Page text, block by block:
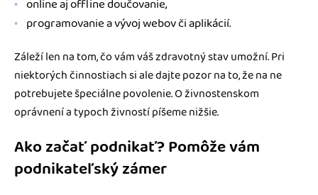
online aj offline doučovanie,
programovanie a vývoj webov či aplikácií.
Záleží len na tom, čo vám váš zdravotný stav umožní. Pri
niektorých činnostiach si ale dajte pozor na to, že na ne
potrebujete špeciálne povolenie. O živnostenskom
oprávnení a typoch živností píšeme nižšie.
Ako začať podnikať? Pomôže vám
podnikateľský zámer